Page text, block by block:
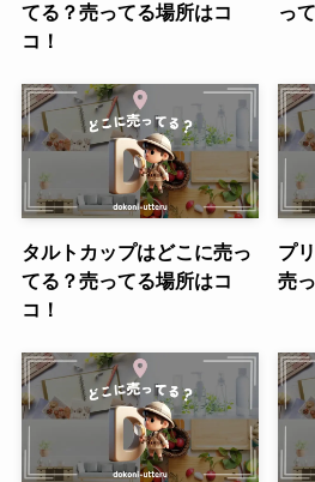
てる？売ってる場所はコ
コ！
っ
タルトカップはどこに売っ
てる？売ってる場所はコ
コ！
プ
売